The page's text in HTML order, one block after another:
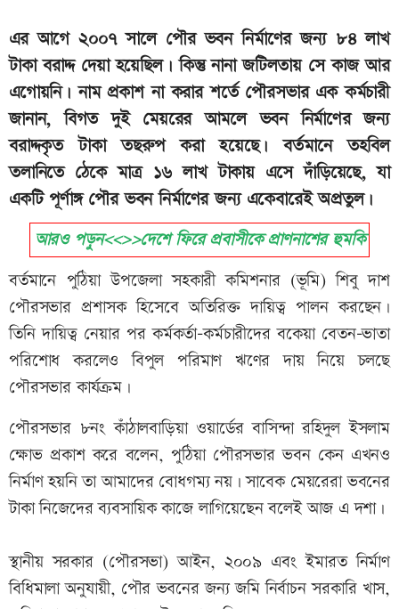
এর আগে ২০০৭ সালে পৌর ভবন নির্মাণের জন্য ৮৪ লাখ
টাকা বরাদ্দ দেয়া হয়েছিল। কিন্তু নানা জটিলতায় সে কাজ আর
এগোয়নি। নাম প্রকাশ না করার শর্তে পৌরসভার এক কর্মচারী
জানান, বিগত দুই মেয়রের আমলে ভবন নির্মাণের জন্য
বরাদ্দকৃত টাকা তছরুপ করা হয়েছে। বর্তমানে তহবিল
তলানিতে ঠেকে মাত্র ১৬ লাখ টাকায় এসে দাঁড়িয়েছে, যা
একটি পূর্ণাঙ্গ পৌর ভবন নির্মাণের জন্য একেবারেই অপ্রতুল।
আরও পড়ুন<<>>দেশে ফিরে প্রবাসীকে প্রাণনাশের হুমকি
বর্তমানে পুঠিয়া উপজেলা সহকারী কমিশনার (ভূমি) শিবু দাশ
পৌরসভার প্রশাসক হিসেবে অতিরিক্ত দায়িত্ব পালন করছেন।
তিনি দায়িত্ব নেয়ার পর কর্মকর্তা-কর্মচারীদের বকেয়া বেতন-ভাতা
পরিশোধ করলেও বিপুল পরিমাণ ঋণের দায় নিয়ে চলছে
পৌরসভার কার্যক্রম।
পৌরসভার ৮নং কাঁঠালবাড়িয়া ওয়ার্ডের বাসিন্দা রহিদুল ইসলাম
ক্ষোভ প্রকাশ করে বলেন, পুঠিয়া পৌরসভার ভবন কেন এখনও
নির্মাণ হয়নি তা আমাদের বোধগম্য নয়। সাবেক মেয়রেরা ভবনের
টাকা নিজেদের ব্যবসায়িক কাজে লাগিয়েছেন বলেই আজ এ দশা।
স্থানীয় সরকার (পৌরসভা) আইন, ২০০৯ এবং ইমারত নির্মাণ
বিধিমালা অনুযায়ী, পৌর ভবনের জন্য জমি নির্বাচন সরকারি খাস,